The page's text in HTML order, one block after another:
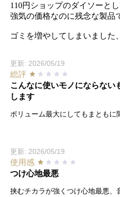
110円ショップのダイソーと
強気の価格なのに残念な製品
ゴミを増やしてしまいました
更新: 2026/05/19
総評
こんなに使いモノにならない
します
ボリューム最大にしてもまともに
更新: 2026/05/19
使用感
つけ心地最悪
挟むチカラが強くつけ心地最悪